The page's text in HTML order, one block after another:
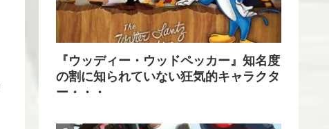
『ウッディー・ウッドペッカー』知名度
の割に知られていない狂気的キャラクタ
ー・・・